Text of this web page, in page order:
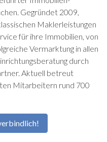
Gegründet 2009,
Maklerleistungen
für ihre Immobilien, von
Vermarktung in allen
durch
Aktuell betreut
Mitarbeitern rund 700